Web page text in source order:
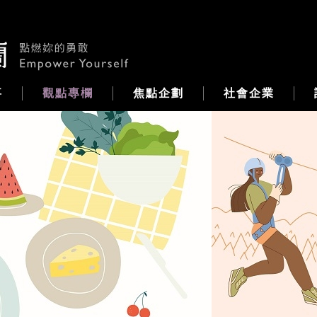
觀點專欄 焦點企劃 社會企業